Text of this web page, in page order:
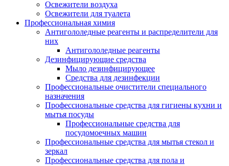
Освежители воздуха
Освежители для туалета
Профессиональная химия
Антигололедные реагенты и распределители для
них
Антигололедные реагенты
Дезинфицирующие средства
Мыло дезинфицирующее
Средства для дезинфекции
Профессиональные очистители специального
назначения
Профессиональные средства для гигиены кухни и
мытья посуды
Профессиональные средства для
посудомоечных машин
Профессиональные средства для мытья стекол и
зеркал
Профессиональные средства для пола и